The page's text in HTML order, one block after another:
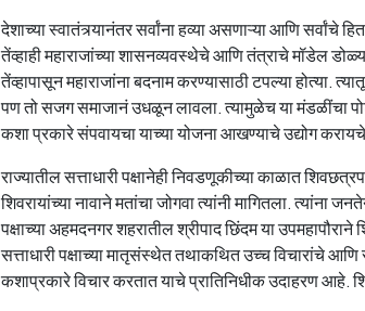
देशाच्या स्वातंत्र्यानंतर सर्वांना हव्या असणाऱ्या आणि सर्वांचे
तेंव्हाही महाराजांच्या शासनव्यवस्थेचे आणि तंत्राचे मॉडेल
तेंव्हापासून महाराजांना बदनाम करण्यासाठी टपल्या होत्या.
पण तो सजग समाजानं उधळून लावला. त्यामुळेच या मंडळींचा
कशा प्रकारे संपवायचा याच्या योजना आखण्याचे उद्योग
राज्यातील सत्ताधारी पक्षानेही निवडणूकीच्या काळात
शिवरायांच्या नावाने मतांचा जोगवा त्यांनी मागितला.
पक्षाच्या अहमदनगर शहरातील श्रीपाद छिंदम या
सत्ताधारी पक्षाच्या मातृसंस्थेत तथाकथित उच्च विचारांचे
कशाप्रकारे विचार करतात याचे प्रातिनिधीक उदाहरण आहे.